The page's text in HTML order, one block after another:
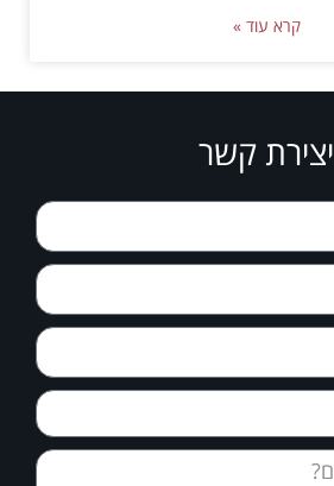
קרא עוד »
יצירת קשר